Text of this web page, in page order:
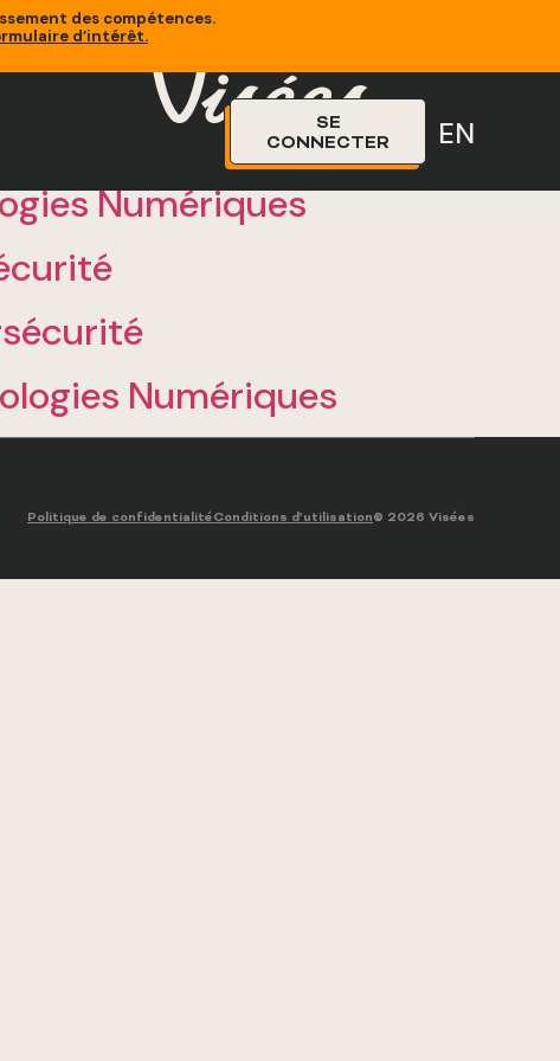
des compétences.
d’intérêt.
SE
CONNECTER
EN
Numériques
Numériques
Politique de confidentialitéConditions d’utilisation© 2026 Visées